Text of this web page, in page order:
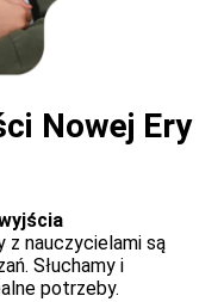
Nowej Ery
z nauczycielami są
Słuchamy i
potrzeby.